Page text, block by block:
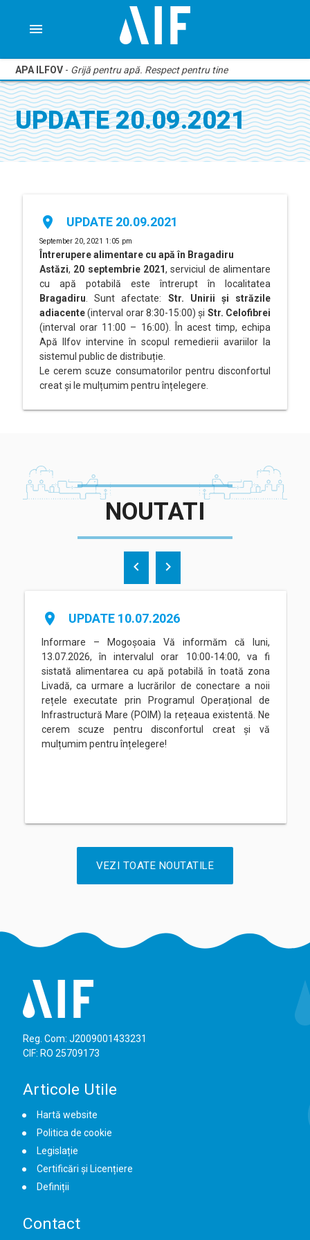
menu
APA ILFOV - Grijă pentru apă. Respect pentru tine
UPDATE 20.09.2021
place UPDATE 20.09.2021
September 20, 2021 1:05 pm
Întrerupere alimentare cu apă în Bragadiru
Astăzi, 20 septembrie 2021, serviciul de alimentare
cu apă potabilă este întrerupt în localitatea
Bragadiru . Sunt afectate: Str. Unirii și străzile
adiacente(interval orar 8:30-15:00) și Str. Celofibrei
(interval orar 11:00 – 16:00). În acest timp, echipa
Apă Ilfov intervine în scopul remedierii avariilor la
sistemul public de distribuție.
Le cerem scuze consumatorilor pentru disconfortul
creat și le mulțumim pentru înțelegere.
NOUTATI
place UPDATE 10.07.2026
Informare – Mogoșoaia Vă informăm că luni,
13.07.2026, în intervalul orar 10:00-14:00, va fi
sistată alimentarea cu apă potabilă în toată zona
Livadă, ca urmare a lucrărilor de conectare a noii
rețele executate prin Programul Operațional de
Infrastructură Mare (POIM) la rețeaua existentă. Ne
cerem scuze pentru disconfortul creat și vă
mulțumim pentru înțelegere!
chevron_left chevron_right
VEZI TOATE NOUTATILE
Reg. Com: J2009001433231
CIF: RO 25709173
Articole Utile
Hartă website
Politica de cookie
Legislație
Certificări și Licențiere
Definiții
Contact